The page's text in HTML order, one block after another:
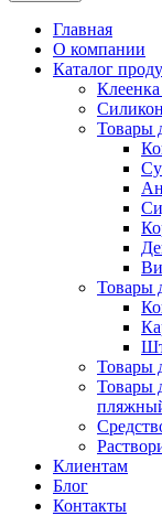
Главная
О компании
Каталог
Клеенка
Товары
Товары
Товары
Товары
Клиентам
Блог
Контакты